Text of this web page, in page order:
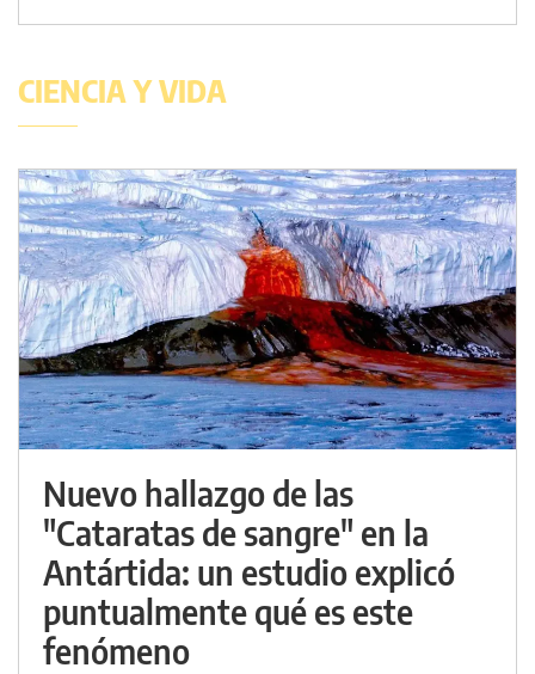
CIENCIA Y VIDA
Nuevo hallazgo de las
"Cataratas de sangre" en la
Antártida: un estudio explicó
puntualmente qué es este
fenómeno